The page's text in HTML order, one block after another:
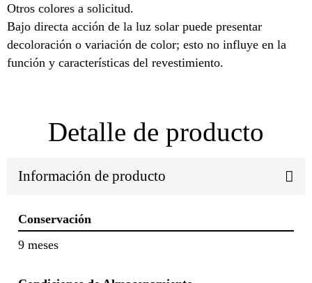
Otros colores a solicitud.
Bajo directa acción de la luz solar puede presentar
decoloración o variación de color; esto no influye en la
función y características del revestimiento.
Detalle de producto
Información de producto
Conservación
9 meses